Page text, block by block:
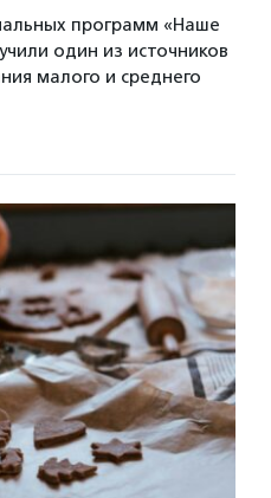
программ «Наше
один из источников
малого и среднего